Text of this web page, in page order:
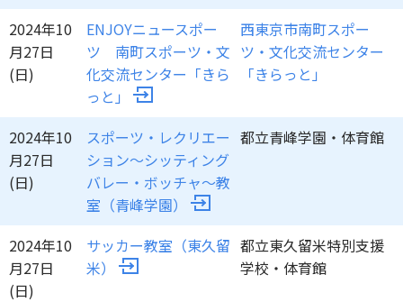
2024年10
月27日
(日)
ENJOYニュースポー
ツ 南町スポーツ・文
化交流センター「きら
っと」
西東京市南町スポー
ツ・文化交流センター
「きらっと」
2024年10
月27日
(日)
スポーツ・レクリエー
ション～シッティング
バレー・ボッチャ～教
室（青峰学園）
都立青峰学園・体育館
2024年10
月27日
(日)
サッカー教室（東久留
米）
都立東久留米特別支援
学校・体育館